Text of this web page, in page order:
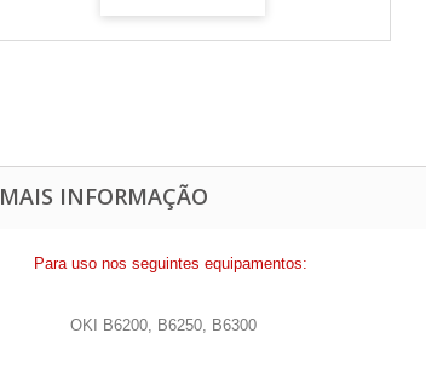
MAIS INFORMAÇÃO
Para uso nos seguintes equipamentos:
OKI B6200, B6250, B6300